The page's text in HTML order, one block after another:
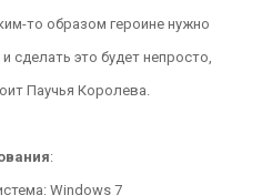
то образом героине нужно
сделать это будет непросто,
Паучья Королева.
:
Windows 7